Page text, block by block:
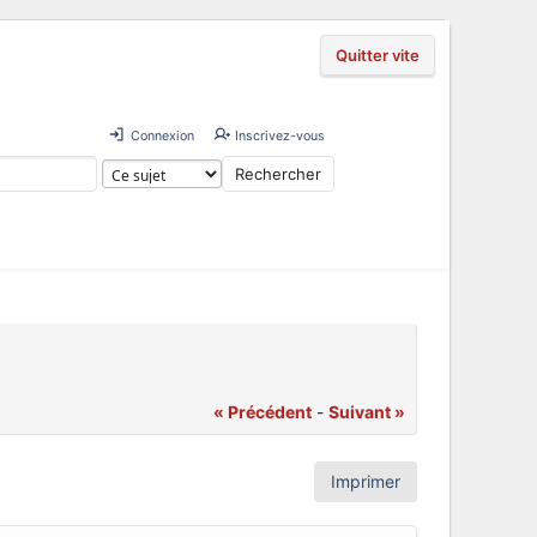
Quitter vite
Connexion Inscrivez-vous
« Précédent - Suivant »
Imprimer